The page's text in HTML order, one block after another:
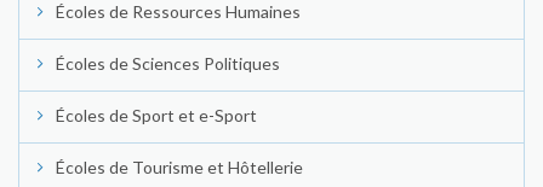
Écoles de Ressources Humaines
Écoles de Sciences Politiques
Écoles de Sport et e-Sport
Écoles de Tourisme et Hôtellerie